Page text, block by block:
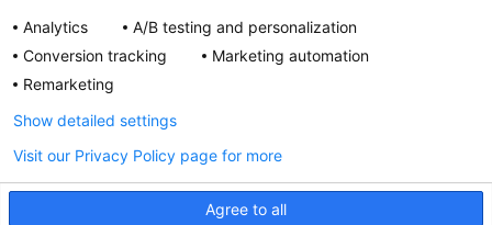
dopuszczenie do obrotu nr R/6725 wydane przez MZ. Lek
wydawany bez recepty. ChPL: 2025.02.05
*To jest lek. Dla bezpieczeństwa stosuj go zgodnie
z ulotką dołączoną do opakowania. Nie przekraczaj
maksymalnej dawki leku.
Analytics
A/B testing and personalization
Conversion tracking
Marketing automation
Remarketing
Agree to all
Show detailed settings
Visit our Privacy Policy page for more